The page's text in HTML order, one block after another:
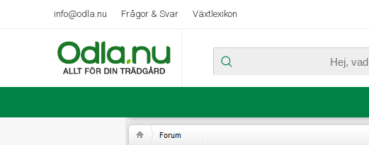
info@odla.nu Frågor & Svar Växtlexikon